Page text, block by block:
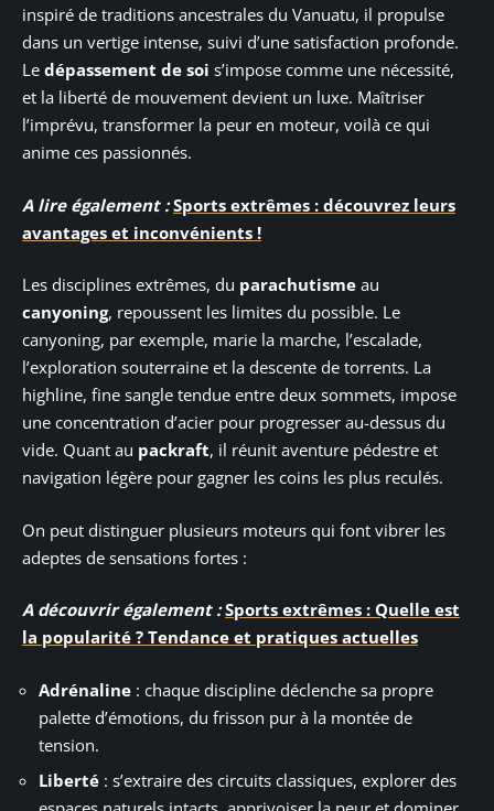
inspiré de traditions ancestrales du Vanuatu, il propulse
dans un vertige intense, suivi d’une satisfaction profonde.
Le dépassement de soi s’impose comme une nécessité,
et la liberté de mouvement devient un luxe. Maîtriser
l’imprévu, transformer la peur en moteur, voilà ce qui
anime ces passionnés.
A lire également : Sports extrêmes : découvrez leurs
avantages et inconvénients !
Les disciplines extrêmes, du parachutisme au
canyoning, repoussent les limites du possible. Le
canyoning, par exemple, marie la marche, l’escalade,
l’exploration souterraine et la descente de torrents. La
highline, fine sangle tendue entre deux sommets, impose
une concentration d’acier pour progresser au-dessus du
vide. Quant au packraft, il réunit aventure pédestre et
navigation légère pour gagner les coins les plus reculés.
On peut distinguer plusieurs moteurs qui font vibrer les
adeptes de sensations fortes :
A découvrir également : Sports extrêmes : Quelle est
la popularité ? Tendance et pratiques actuelles
Adrénaline : chaque discipline déclenche sa propre
palette d’émotions, du frisson pur à la montée de
tension.
Liberté : s’extraire des circuits classiques, explorer des